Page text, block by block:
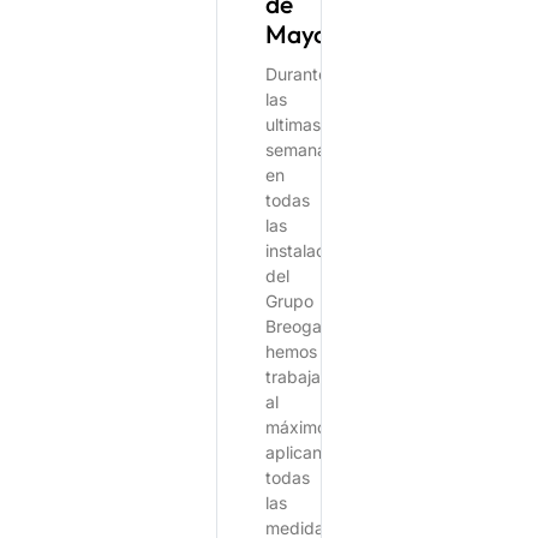
Mayo
Durante
las
ultimas
semanas
en
todas
las
instalaciones
del
Grupo
Breogan,
hemos
trabajado
al
máximo,
aplicando
todas
las
medidas